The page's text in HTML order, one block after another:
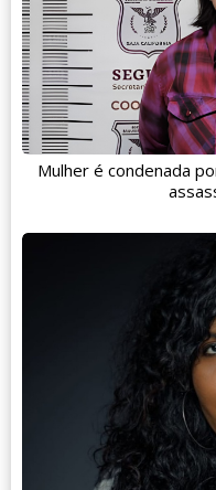
Mulher é condenada